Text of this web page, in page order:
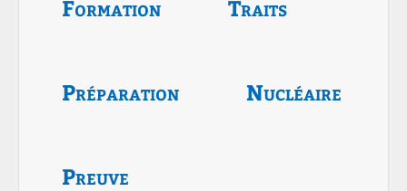
Formation Traits
Préparation Nucléaire
Preuve